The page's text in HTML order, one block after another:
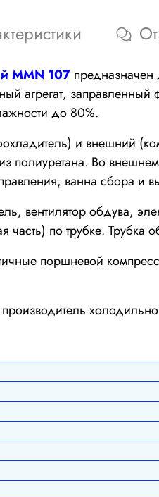
MMN 107
агрегат,
до 80%.
и внешний
полиуретана. Во
ванна сбора и
вентилятор обдува,
часть) по трубке. Трубка
поршневой